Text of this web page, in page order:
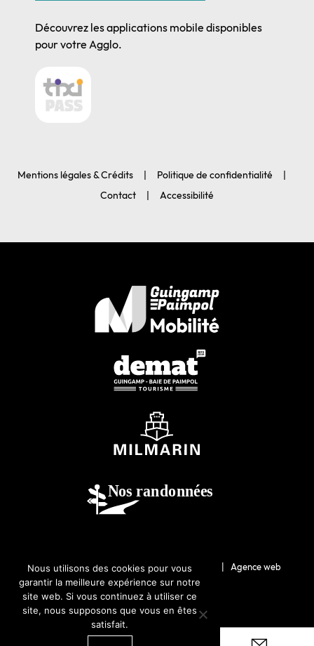
Découvrez les applications mobile disponibles
pour votre Agglo.
Mentions légales & Crédits
Politique de confidentialité
Contact
Accessibilité
© 2026-Guingamp-Paimpol Agglomération | Agence web
Lannion : Coqueliko
Nous utilisons des cookies pour vous
garantir la meilleure expérience sur notre
site web. Si vous continuez à utiliser ce
site, nous supposons que vous en êtes
satisfait.